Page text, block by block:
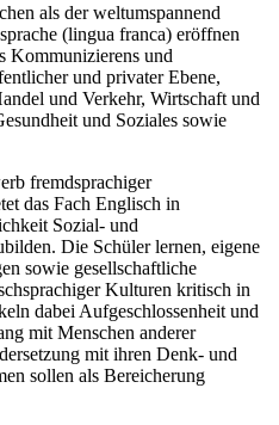
als der weltumspannend
(lingua franca) eröffnen
Kommunizierens und
und privater Ebene,
und Verkehr, Wirtschaft und
und Soziales sowie
fremdsprachiger
das Fach Englisch in
Sozial- und
Die Schüler lernen, eigene
sowie gesellschaftliche
Kulturen kritisch in
dabei Aufgeschlossenheit und
mit Menschen anderer
mit ihren Denk- und
sollen als Bereicherung